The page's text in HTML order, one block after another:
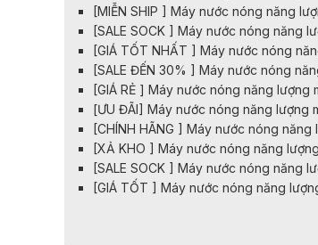
[MIỄN SHIP ] Máy nước nóng năng
[SALE SOCK ] Máy nước nóng năng
[GIÁ TỐT NHẤT ] Máy nước nóng
[SALE ĐẾN 30% ] Máy nước nóng
[GIÁ RẺ ] Máy nước nóng năng
[ƯU ĐÃI] Máy nước nóng năng lượng
[CHÍNH HÃNG ] Máy nước nóng
[XẢ KHO ] Máy nước nóng năng
[SALE SOCK ] Máy nước nóng năng
[GIÁ TỐT ] Máy nước nóng năng